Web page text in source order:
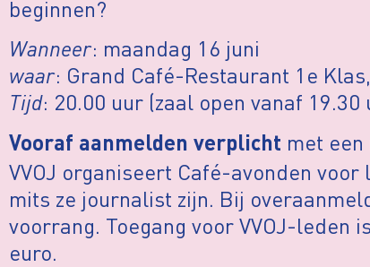
beginnen?
Wanneer: maandag 16 juni
waar: Grand Café-Restaurant 1e
Tijd: 20.00 uur (zaal open vanaf 19.30
Vooraf aanmelden verplicht met
VVOJ organiseert Café-avonden
mits ze journalist zijn. Bij
voorrang. Toegang voor VVOJ-leden
euro.